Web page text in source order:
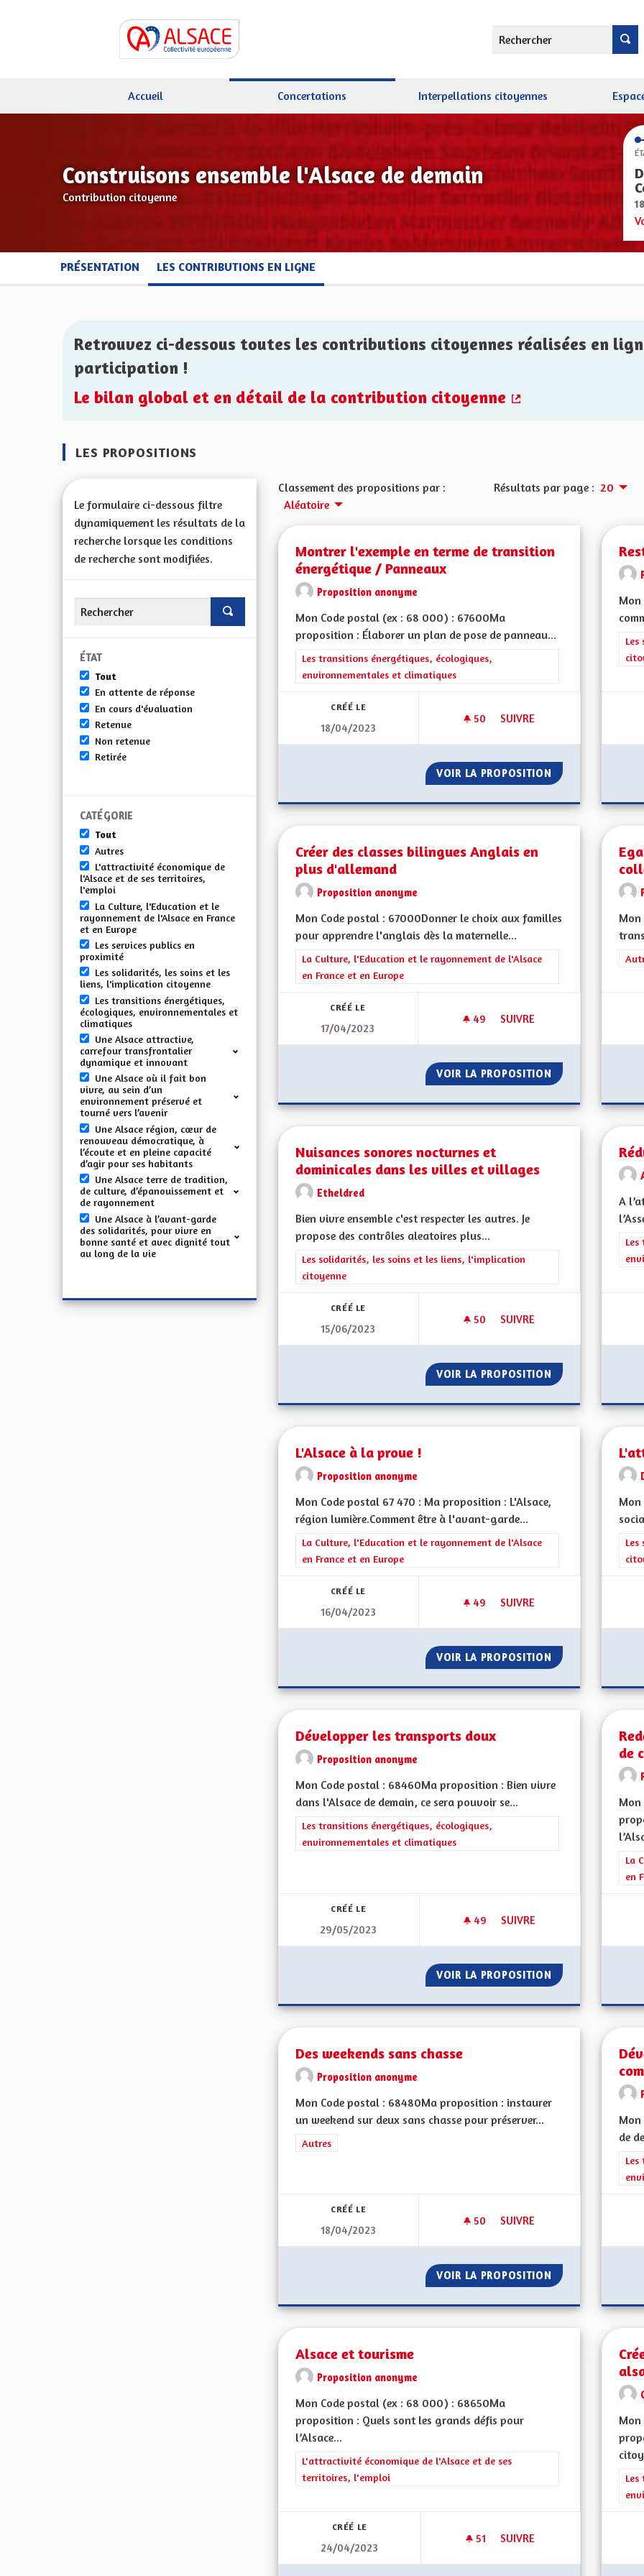
Rechercher
Accueil Concertations Interpellations citoyennes
Construisons ensemble l'Alsace de demain
Contribution citoyenne
PRÉSENTATION LES CONTRIBUTIONS EN LIGNE
Retrouvez ci-dessous toutes les contributions citoyennes réalisées en
participation !
Le bilan global et en détail de la contribution citoyenne
LES PROPOSITIONS
Le formulaire ci-dessous filtre
dynamiquement les résultats de la
recherche lorsque les conditions
de recherche sont modifiées.
ÉTAT
Tout
En attente de réponse
En cours d'évaluation
Retenue
Non retenue
Retirée
CATÉGORIE
Tout
Autres
L'attractivité économique de
l'Alsace et de ses territoires,
l'emploi
La Culture, l'Education et le
rayonnement de l'Alsace en France
et en Europe
Les services publics en
proximité
Les solidarités, les soins et les
liens, l'implication citoyenne
Les transitions énergétiques,
écologiques, environnementales et
climatiques
Une Alsace attractive,
carrefour transfrontalier
dynamique et innovant
Une Alsace où il fait bon
vivre, au sein d’un
environnement préservé et
tourné vers l’avenir
Une Alsace région, cœur de
renouveau démocratique, à
l’écoute et en pleine capacité
d’agir pour ses habitants
Une Alsace terre de tradition,
de culture, d’épanouissement et
de rayonnement
Une Alsace à l’avant-garde
des solidarités, pour vivre en
bonne santé et avec dignité tout
au long de la vie
Classement des propositions par :
Aléatoire
Résultats par page : 20
Montrer l'exemple en terme de transition
énergétique / Panneaux
Proposition anonyme
Mon Code postal (ex : 68 000) : 67600Ma
proposition : Élaborer un plan de pose de panneau...
Filtrer les résultats de la catégorie : Les transitions énergétiques,
Les transitions énergétiques, écologiques,
environnementales et climatiques
CRÉÉ LE
18/04/2023
50 50 ABONNÉS
SUIVRE
MONTRER L'EXEMPLE EN
VOIR LA PROPOSITION MONTRER
Créer des classes bilingues Anglais en
plus d'allemand
Proposition anonyme
Mon Code postal : 67000Donner le choix aux familles
pour apprendre l'anglais dès la maternelle...
Filtrer les résultats de la catégorie : La Culture, l'Education et le
La Culture, l'Education et le rayonnement de l'Alsace
en France et en Europe
CRÉÉ LE
17/04/2023
49 49 ABONNÉS
SUIVRE
CRÉER DES CLASSES
VOIR LA PROPOSITION CRÉER DES
Nuisances sonores nocturnes et
dominicales dans les villes et villages
Etheldred
Bien vivre ensemble c'est respecter les autres. Je
propose des contrôles aleatoires plus...
Filtrer les résultats de la catégorie : Les solidarités, les soins et les liens,
Les solidarités, les soins et les liens, l'implication
citoyenne
CRÉÉ LE
15/06/2023
50 50 ABONNÉS
SUIVRE
NUISANCES SONORES
VOIR LA PROPOSITION NUISANCES
A
L'Alsace à la proue !
Proposition anonyme
Mon Code postal 67 470 : Ma proposition : L'Alsace,
région lumière.Comment être à l'avant-garde...
Filtrer les résultats de la catégorie : La Culture, l'Education et le
La Culture, l'Education et le rayonnement de l'Alsace
en France et en Europe
CRÉÉ LE
16/04/2023
49 49 ABONNÉS
SUIVRE
VOIR LA PROPOSITION L'ALSACE À LA
Mon
Développer les transports doux
Proposition anonyme
Mon Code postal : 68460Ma proposition : Bien vivre
dans l'Alsace de demain, ce sera pouvoir se...
Filtrer les résultats de la catégorie : Les transitions énergétiques,
Les transitions énergétiques, écologiques,
environnementales et climatiques
CRÉÉ LE
29/05/2023
49 49 ABONNÉS
SUIVRE
DÉVELOPPER LES
VOIR LA PROPOSITION DÉVELOPPER
de
La
en
Des weekends sans chasse
Proposition anonyme
Mon Code postal : 68480Ma proposition : instaurer
un weekend sur deux sans chasse pour préserver...
Filtrer les résultats de la catégorie : Autres
Autres
CRÉÉ LE
18/04/2023
50 50 ABONNÉS
SUIVRE
VOIR LA PROPOSITION DES WEEKENDS
Mon
de
Alsace et tourisme
Proposition anonyme
Mon Code postal (ex : 68 000) : 68650Ma
proposition : Quels sont les grands défis pour
l’Alsace...
Filtrer les résultats de la catégorie : L'attractivité économique de l'Alsace
L'attractivité économique de l'Alsace et de ses
territoires, l'emploi
CRÉÉ LE
24/04/2023
51 51 ABONNÉS
SUIVRE